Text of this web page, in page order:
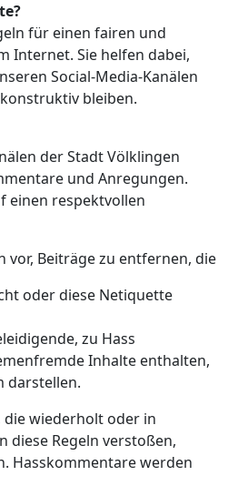
für einen fairen und
Internet. Sie helfen dabei,
Social-Media-Kanälen
bleiben.
der Stadt Völklingen
und Anregungen.
einen respektvollen
vor, Beiträge zu entfernen, die
oder diese Netiquette
zu Hass
Inhalte enthalten,
darstellen.
wiederholt oder in
diese Regeln verstoßen,
Hasskommentare werden